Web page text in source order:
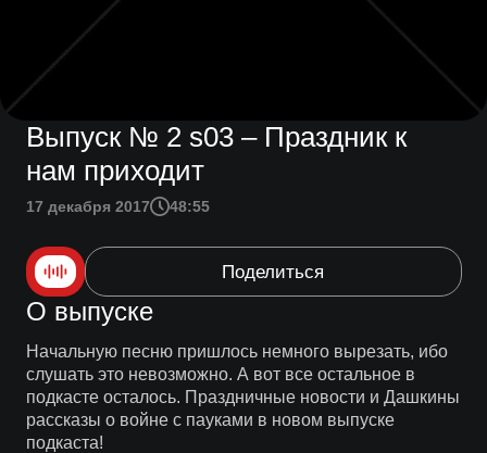
Выпуск № 2 s03 – Праздник к
нам приходит
17 декабря 2017 48:55
Поделиться
О выпуске
Начальную песню пришлось немного вырезать, ибо
слушать это невозможно. А вот все остальное в
подкасте осталось. Праздничные новости и Дашкины
рассказы о войне с пауками в новом выпуске
подкаста!